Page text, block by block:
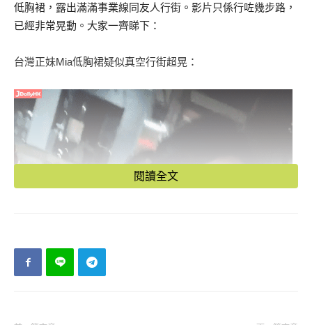
低胸裙，露出滿滿事業線同友人行街。影片只係行咗幾步路，
已經非常晃動。大家一齊睇下：
台灣正妹Mia低胸裙疑似真空行街超晃：
閱讀全文